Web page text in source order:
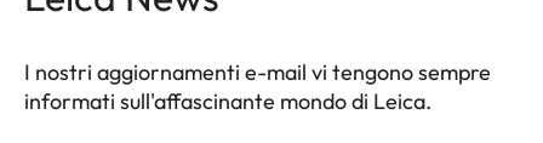
I nostri aggiornamenti e-mail vi tengono sempre
informati sull'affascinante mondo di Leica.